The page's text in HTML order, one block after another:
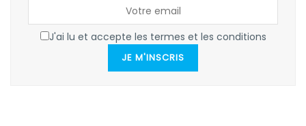
J'ai lu et accepte les termes et les conditions
JE M'INSCRIS